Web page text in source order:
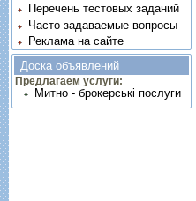
Перечень тестовых заданий
Часто задаваемые вопросы
Реклама на сайте
Доска объявлений
Предлагаем услуги:
Митно - брокерські послуги